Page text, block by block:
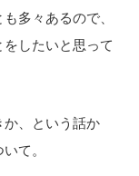
Lab(WiL)
援側の取り組みに
多々あるので、
したいと思って
、という話か
て。